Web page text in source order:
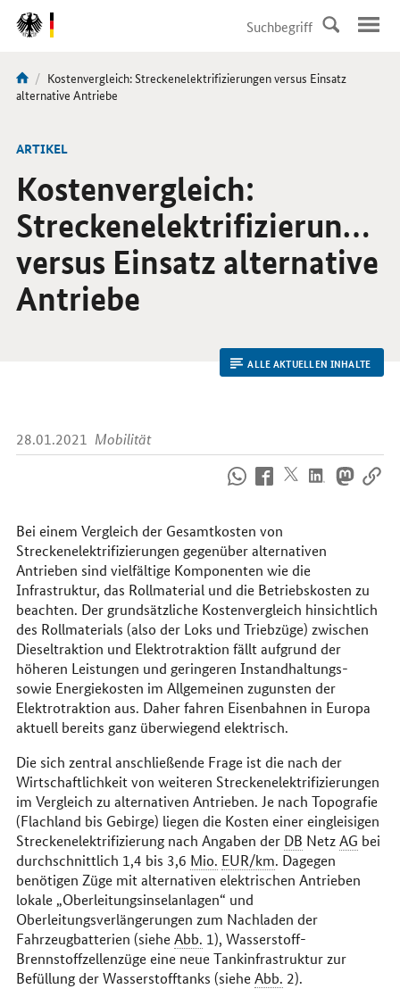
DirektZu:
Navigation
Sie
sind
Aktuelle
Seite:
Kostenvergleich: Streckenelektrifizierungen versus Einsatz
alternative Antriebe
ARTIKEL
Kostenvergleich:
Streckenelektrifizierungen
versus Einsatz alternative
Antriebe
ALLE AKTUELLEN INHALTE
28.01.2021 Mobilität
uns
im
Internet
Bei einem Vergleich der Gesamtkosten von
Streckenelektrifizierungen gegenüber alternativen
Antrieben sind vielfältige Komponenten wie die
Infrastruktur, das Rollmaterial und die Betriebskosten zu
beachten. Der grundsätzliche Kostenvergleich hinsichtlich
des Rollmaterials (also der Loks und Triebzüge) zwischen
Dieseltraktion und Elektrotraktion fällt aufgrund der
höheren Leistungen und geringeren Instandhaltungs-
sowie Energiekosten im Allgemeinen zugunsten der
Elektrotraktion aus. Daher fahren Eisenbahnen in Europa
aktuell bereits ganz überwiegend elektrisch.
Die sich zentral anschließende Frage ist die nach der
Wirtschaftlichkeit von weiteren Streckenelektrifizierungen
im Vergleich zu alternativen Antrieben. Je nach Topografie
(Flachland bis Gebirge) liegen die Kosten einer eingleisigen
Streckenelektrifizierung nach Angaben der DB NetzAG bei
durchschnittlich 1,4 bis 3,6 Mio. EUR/km. Dagegen
benötigen Züge mit alternativen elektrischen Antrieben
lokale „Oberleitungsinselanlagen“ und
Oberleitungsverlängerungen zum Nachladen der
Fahrzeugbatterien (siehe Abb. 1), Wasserstoff-
Brennstoffzellenzüge eine neue Tankinfrastruktur zur
Befüllung der Wasserstofftanks (siehe Abb. 2).